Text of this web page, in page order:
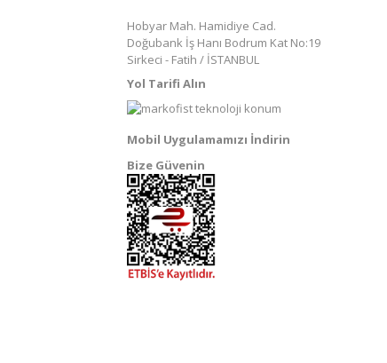
Hobyar Mah. Hamidiye Cad.
Doğubank İş Hanı Bodrum Kat No:19
Sirkeci - Fatih / İSTANBUL
Yol Tarifi Alın
Mobil Uygulamamızı İndirin
Bize Güvenin